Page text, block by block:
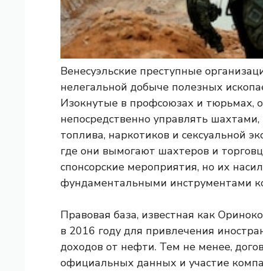
Венесуэльские преступные
нелегальной добыче полезных
Изокнутые в профсоюзах и тюрьмах,
непосредственно управлять
топлива, наркотиков и сексуальной
где они вымогают шахтеров и
спонсорские мероприятия, но их
фундаментальными инструментами
Правовая база, известная как
в 2016 году для привлечения
доходов от нефти. Тем не менее,
официальных данных и участие